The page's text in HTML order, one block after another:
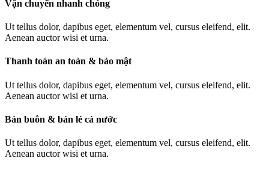
Vận chuyển nhanh chóng
Ut tellus dolor, dapibus eget, elementum vel, cursus eleifend, elit.
Aenean auctor wisi et urna.
Thanh toán an toàn & bảo mật
Ut tellus dolor, dapibus eget, elementum vel, cursus eleifend, elit.
Aenean auctor wisi et urna.
Bán buôn & bán lẻ cả nước
Ut tellus dolor, dapibus eget, elementum vel, cursus eleifend, elit.
Aenean auctor wisi et urna.